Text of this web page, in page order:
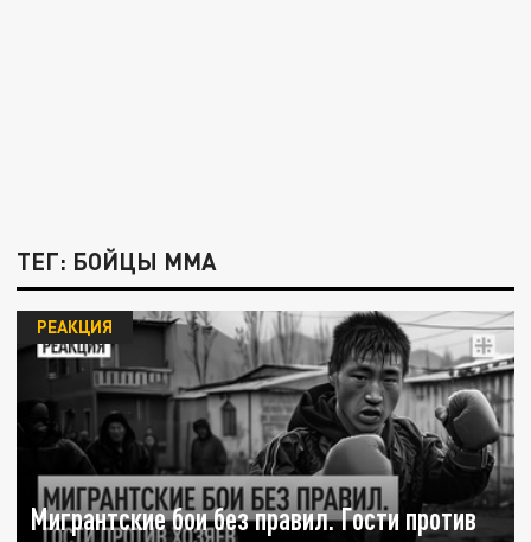
ТЕГ: БОЙЦЫ ММА
Мигрантские бои без правил. Гости против
РЕАКЦИЯ